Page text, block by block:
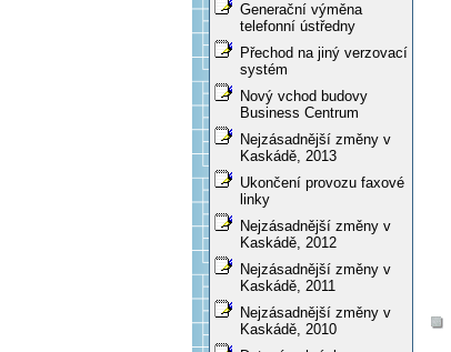
Generační výměna
telefonní ústředny
Přechod na jiný verzovací
systém
Nový vchod budovy
Business Centrum
Nejzásadnější změny v
Kaskádě, 2013
Ukončení provozu faxové
linky
Nejzásadnější změny v
Kaskádě, 2012
Nejzásadnější změny v
Kaskádě, 2011
Nejzásadnější změny v
Kaskádě, 2010